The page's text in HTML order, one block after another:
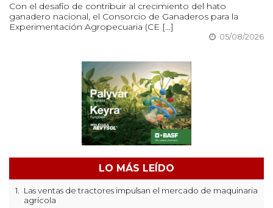
Con el desafío de contribuir al crecimiento del hato
ganadero nacional, el Consorcio de Ganaderos para la
Experimentación Agropecuaria (CE [...]
05/08/2026
LO MÁS LEÍDO
1.
Las ventas de tractores impulsan el mercado de maquinaria
agrícola